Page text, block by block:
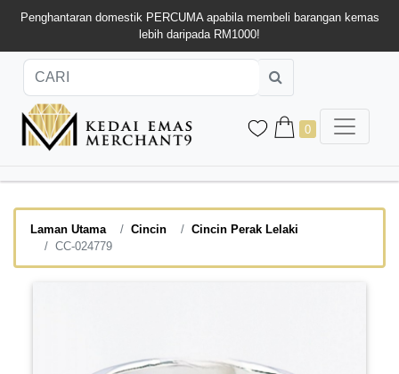
Penghantaran domestik PERCUMA apabila membeli barangan kemas
lebih daripada RM1000!
0
Laman Utama Cincin
Cincin Perak Lelaki
CC-024779